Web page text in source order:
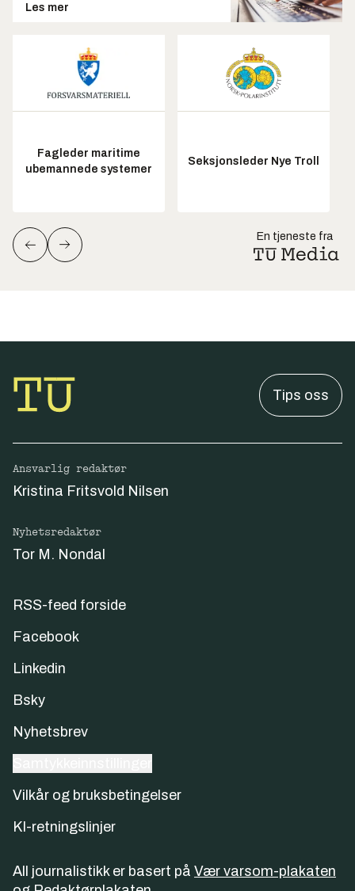
Les mer
Fagleder maritime
ubemannede systemer
Seksjonsleder Nye Troll
En tjeneste fra
Tips oss
Ansvarlig redaktør
Kristina Fritsvold Nilsen
Nyhetsredaktør
Tor M. Nondal
RSS-feed forside
Facebook
Linkedin
Bsky
Nyhetsbrev
Vilkår og bruksbetingelser
KI-retningslinjer
All journalistikk er basert på Vær varsom-plakaten